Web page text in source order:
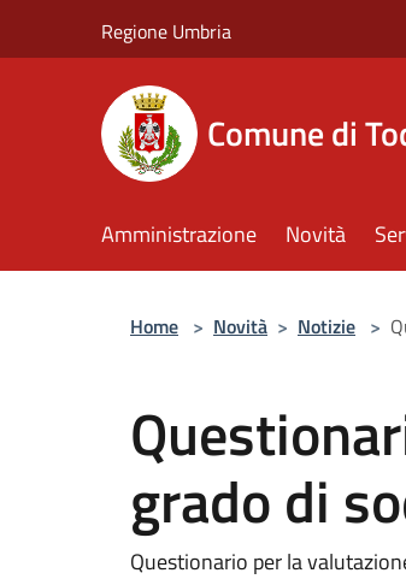
Regione Umbria
Comune di
Amministrazione Novità
Home > Novità > Notizie >
grado di
Questionario per la